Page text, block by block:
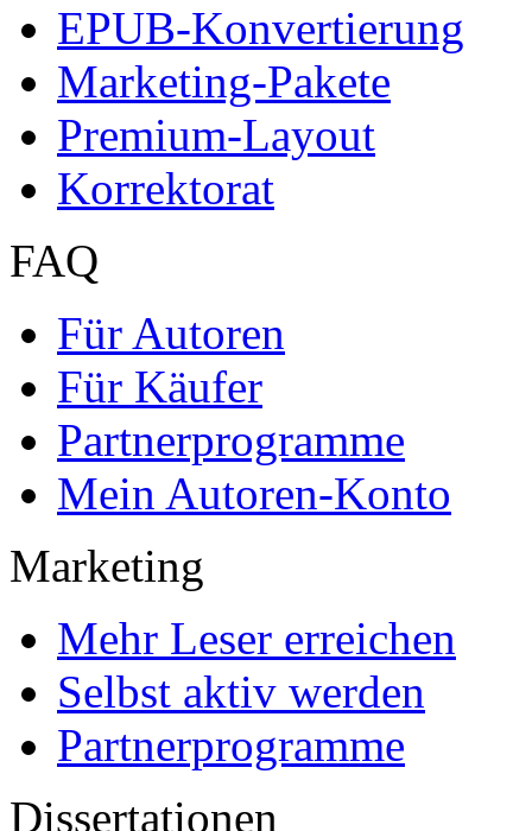
EPUB-Konvertierung
Marketing-Pakete
Premium-Layout
Korrektorat
FAQ
Für Autoren
Für Käufer
Partnerprogramme
Mein Autoren-Konto
Marketing
Mehr Leser erreichen
Selbst aktiv werden
Partnerprogramme
Dissertationen